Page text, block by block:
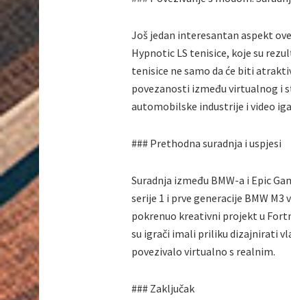
Još jedan interesantan aspekt
Hypnotic LS tenisice, koje su
tenisice ne samo da će biti
povezanosti između virtualnog i
automobilske industrije i video
### Prethodna suradnja i uspjesi
Suradnja između BMW-a i Epic
serije 1 i prve generacije BMW M3
pokrenuo kreativni projekt u
su igrači imali priliku dizajnirati
povezivalo virtualno s realnim.
### Zaključak